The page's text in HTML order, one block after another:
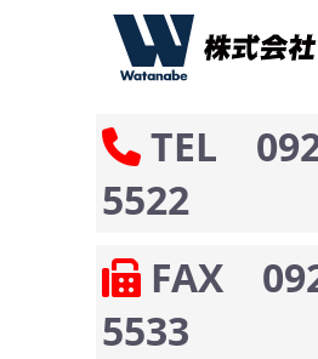
TEL
5522
FAX
5533